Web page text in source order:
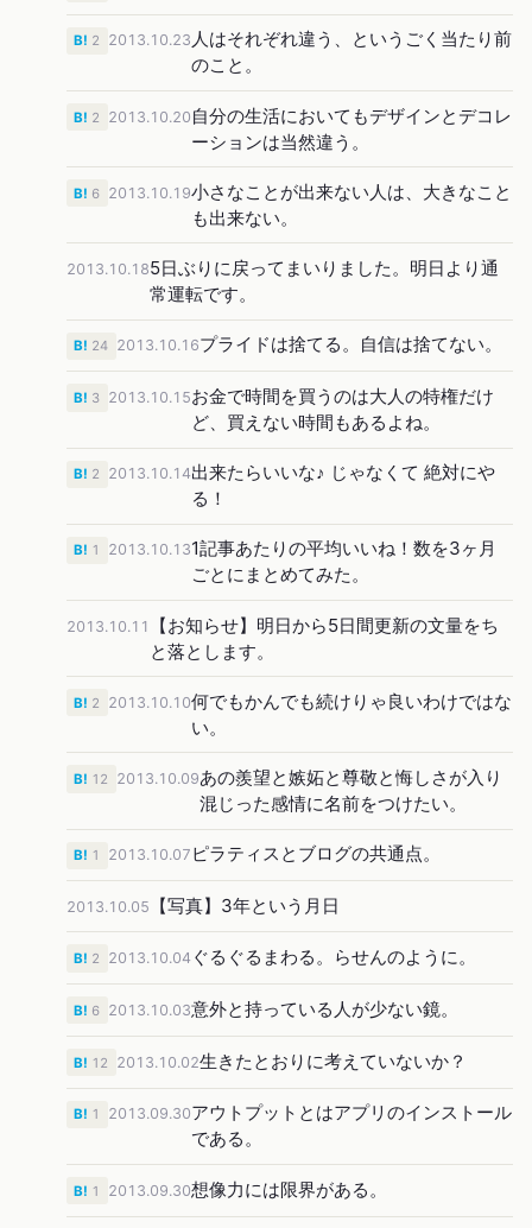
2013.10.23 人はそれぞれ違う、というごく当たり前
のこと。
B! 2
2013.10.20 自分の生活においてもデザインとデコレ
ーションは当然違う。
B! 2
2013.10.19小さなことが出来ない人は、大きなこと
も出来ない。
B! 6
2013.10.185日ぶりに戻ってまいりました。明日より通
常運転です。
2013.10.16プライドは捨てる。自信は捨てない。
B! 24
2013.10.15お金で時間を買うのは大人の特権だけ
ど、買えない時間もあるよね。
B! 3
2013.10.14出来たらいいな♪ じゃなくて 絶対にや
る！
B! 2
2013.10.131記事あたりの平均いいね！数を3ヶ月
ごとにまとめてみた。
B! 1
2013.10.11
【お知らせ】明日から5日間更新の文量をち
と落とします。
2013.10.10何でもかんでも続けりゃ良いわけではな
い。
B! 2
2013.10.09あの羨望と嫉妬と尊敬と悔しさが入り
混じった感情に名前をつけたい。
B! 12
2013.10.07 ピラティスとブログの共通点。
B! 1
2013.10.05 【写真】3年という月日
2013.10.04 ぐるぐるまわる。らせんのように。
B! 2
2013.10.03意外と持っている人が少ない鏡。
B! 6
2013.10.02生きたとおりに考えていないか？
B! 12
2013.09.30アウトプットとはアプリのインストール
である。
B! 1
2013.09.30想像力には限界がある。
B! 1